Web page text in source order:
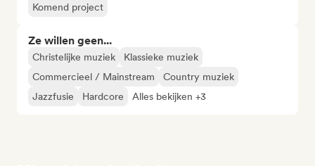
Komend project
Ze willen geen...
Christelijke muziek
Klassieke muziek
Commercieel / Mainstream
Country muziek
Jazzfusie
Hardcore Alles bekijken +3